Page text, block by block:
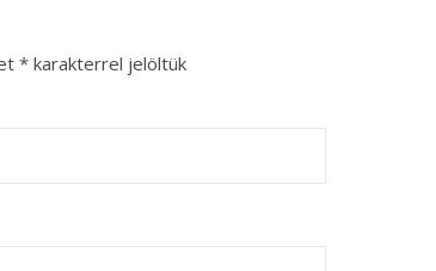
* karakterrel jelöltük